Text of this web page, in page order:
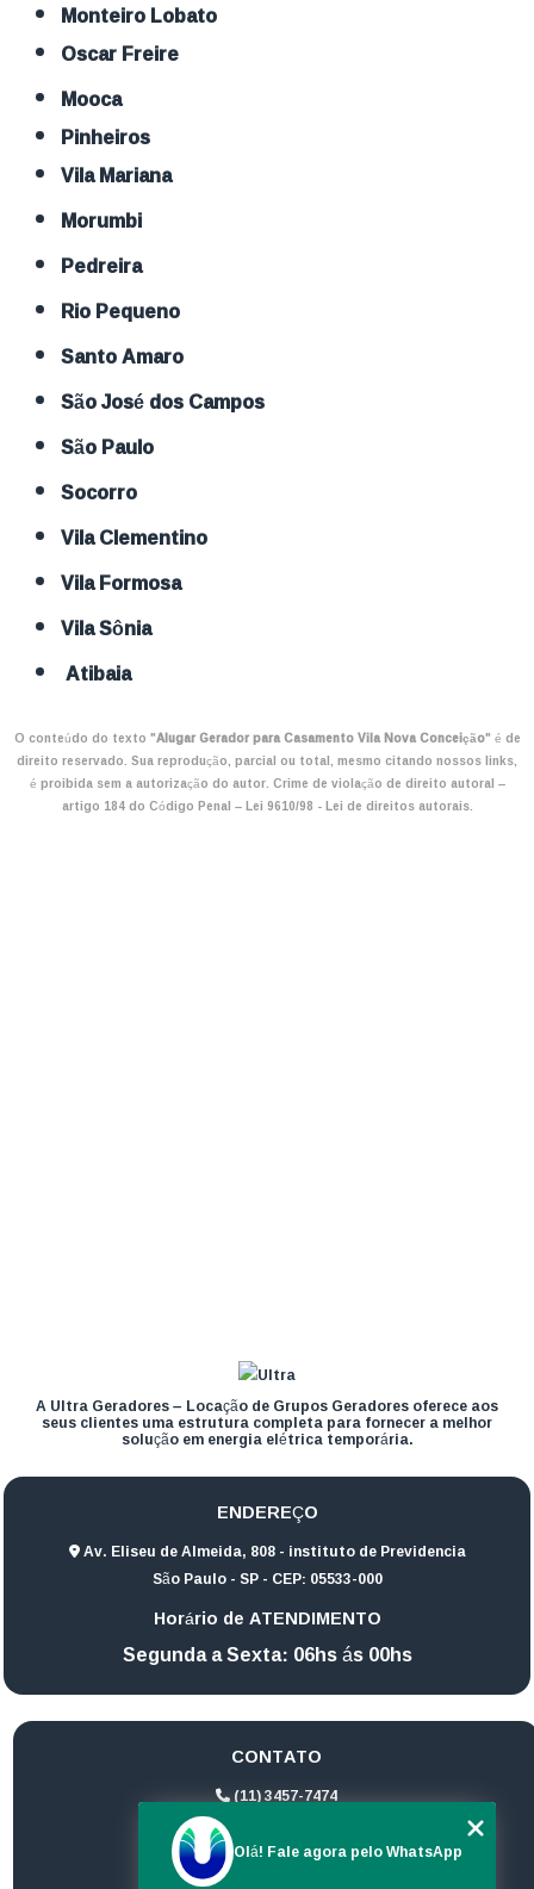
Monteiro Lobato
Oscar Freire
Mooca
Pinheiros
Vila Mariana
Morumbi
Pedreira
Rio Pequeno
Santo Amaro
São José dos Campos
São Paulo
Socorro
Vila Clementino
Vila Formosa
Vila Sônia
Atibaia
O conteúdo do texto "Alugar Gerador para Casamento Vila Nova Conceição" é de
direito reservado. Sua reprodução, parcial ou total, mesmo citando nossos links,
é proibida sem a autorização do autor. Crime de violação de direito autoral –
artigo 184 do Código Penal –Lei 9610/98 - Lei de direitos autorais.
A Ultra Geradores – Locação de Grupos Geradores oferece aos
seus clientes uma estrutura completa para fornecer a melhor
solução em energia elétrica temporária.
ENDEREÇO
Av. Eliseu de Almeida, 808 - instituto de Previdencia
São Paulo - SP - CEP: 05533-000
Horário de ATENDIMENTO
Segunda a Sexta: 06hs ás 00hs
CONTATO
(11) 3457-7474
(11) 94172-1974
contato@ultrageradores.com
Olá! Fale agora pelo WhatsApp